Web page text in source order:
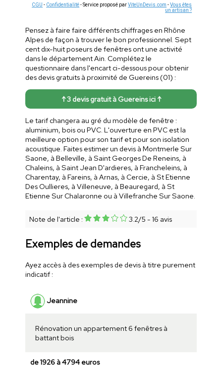
CGU - Confidentialité- Service proposé parViteUnDevis.com -Vous êtes
un artisan ?
Pensez à faire faire différents chiffrages en Rhône
Alpes de façon à trouver le bon professionnel. Sept
cent dix-huit poseurs de fenêtres ont une activité
dans le département Ain. Complétez le
questionnaire dans l'encart ci-dessous pour obtenir
des devis gratuits à proximité de Guereins (01) :
↑ 3 devis gratuit à Guereins ici ↑
Le tarif changera au gré du modèle de fenêtre :
aluminium, bois ou PVC. L'ouverture en PVC est la
meilleure option pour son tarif et pour son isolation
acoustique. Faites estimer un devis à Montmerle Sur
Saone, à Belleville, à Saint Georges De Reneins, à
Chaleins, à Saint Jean D'ardieres, à Francheleins, à
Charentay, à Fareins, à Arnas, à Cercie, à St Etienne
Des Oullieres, à Villeneuve, à Beauregard, à St
Etienne Sur Chalaronne ou à Villefranche Sur Saone.
Note de l'article : 3.2/5 - 16 avis
Exemples de demandes
Ayez accès à des exemples de devis à titre purement
indicatif :
Jeannine
Rénovation un appartement 6 fenêtres à
battant bois
de 1926 à 4794 euros